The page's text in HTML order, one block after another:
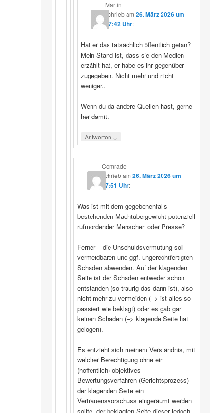
Martin
schriebam26. März 2026 um
07:42 Uhr:
Hat er das tatsächlich öffentlich getan?
Mein Stand ist, dass sie den Medien
erzählt hat, er habe es ihr gegenüber
zugegeben. Nicht mehr und nicht
weniger..
Wenn du da andere Quellen hast, gerne
her damit.
Antworten ↓
Comrade
schriebam 26. März 2026 um
17:51 Uhr:
Was ist mit dem gegebenenfalls
bestehenden Machtübergewicht potenziell
rufmordender Menschen oder Presse?
Ferner – die Unschuldsvermutung soll
vermeidbaren und ggf. ungerechtfertigten
Schaden abwenden. Auf der klagenden
Seite ist der Schaden entweder schon
entstanden (so traurig das dann ist), also
nicht mehr zu vermeiden (–> ist alles so
passiert wie beklagt) oder es gab gar
keinen Schaden (–> klagende Seite hat
gelogen).
Es entzieht sich meinem Verständnis, mit
welcher Berechtigung ohne ein
(hoffentlich) objektives
Bewertungsverfahren (Gerichtsprozess)
der klagenden Seite ein
Vertrauensvorschuss eingeräumt werden
sollte, der beklagten Seite dieser jedoch